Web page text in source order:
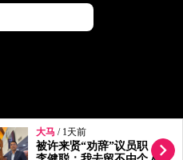
大马 / 1天前
被许来贤“劝辞”议员职